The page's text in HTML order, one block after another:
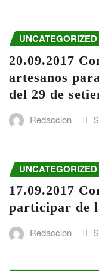
UNCATEGORIZED
20.09.2017
artesanos
del 29 de
Redaccion
UNCATEGORIZED
17.09.2017
participar de
Redaccion